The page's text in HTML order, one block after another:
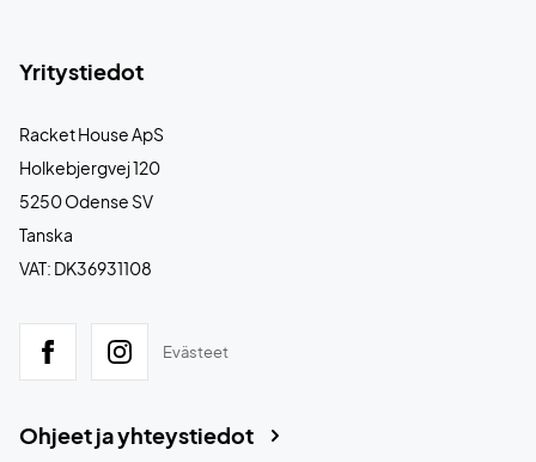
Yritystiedot
Racket House ApS
Holkebjergvej 120
5250 Odense SV
Tanska
VAT: DK36931108
Evästeet
Ohjeet ja yhteystiedot